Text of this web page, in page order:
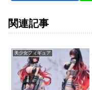
関連記事
美少女フィギュア